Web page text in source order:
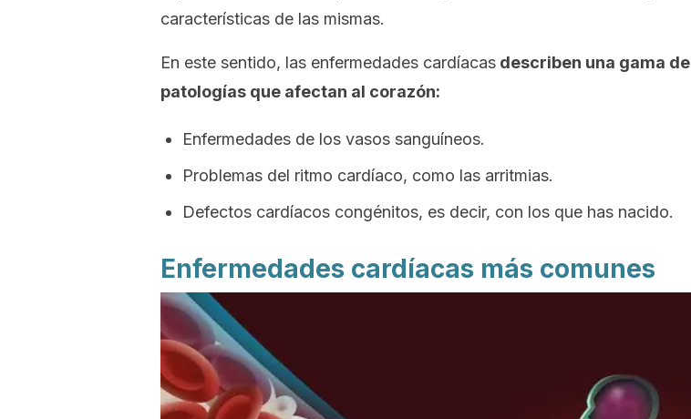
características de las mismas.
En este sentido, las enfermedades cardíacas describen una gama de
patologías que afectan al corazón:
Enfermedades de los vasos sanguíneos.
Problemas del ritmo cardíaco, como las arritmias.
Defectos cardíacos congénitos, es decir, con los que has nacido.
Enfermedades cardíacas más comunes